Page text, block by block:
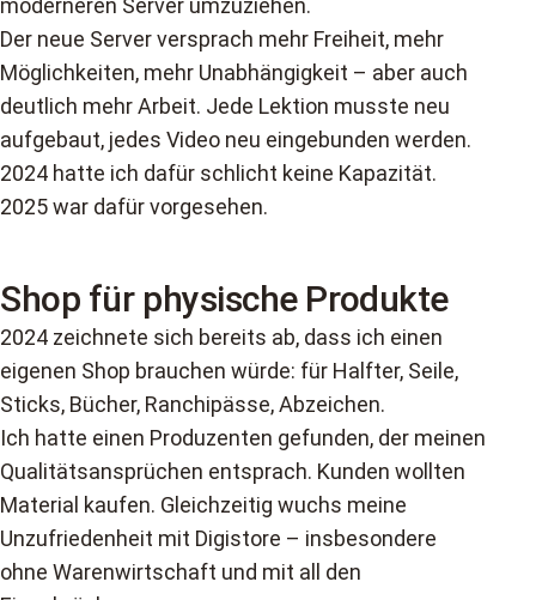
moderneren Server umzuziehen.
Der neue Server versprach mehr Freiheit, mehr
Möglichkeiten, mehr Unabhängigkeit – aber auch
deutlich mehr Arbeit. Jede Lektion musste neu
aufgebaut, jedes Video neu eingebunden werden.
2024 hatte ich dafür schlicht keine Kapazität.
2025 war dafür vorgesehen.
Shop für physische Produkte
2024 zeichnete sich bereits ab, dass ich einen
eigenen Shop brauchen würde: für Halfter, Seile,
Sticks, Bücher, Ranchipässe, Abzeichen.
Ich hatte einen Produzenten gefunden, der meinen
Qualitätsansprüchen entsprach. Kunden wollten
Material kaufen. Gleichzeitig wuchs meine
Unzufriedenheit mit Digistore – insbesondere
ohne Warenwirtschaft und mit all den